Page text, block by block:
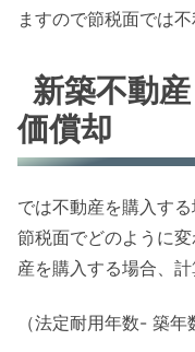
ますので節税面では不
新築不動
価償却
では不動産を購入す
節税面でどのように
産を購入する場合、計
（法定耐用年数- 築